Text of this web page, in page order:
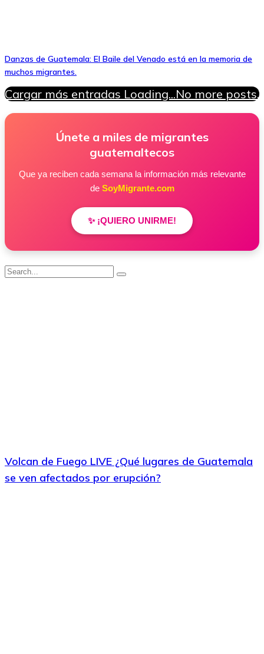
Danzas de Guatemala: El Baile del Venado está en la memoria de
muchos migrantes.
Cargar más entradas Loading...No more posts.
Únete a miles de migrantes
guatemaltecos
Que ya reciben cada semana la información más relevante
de SoyMigrante.com
✨ ¡QUIERO UNIRME!
Volcan de Fuego LIVE ¿Qué lugares de Guatemala
se ven afectados por erupción?